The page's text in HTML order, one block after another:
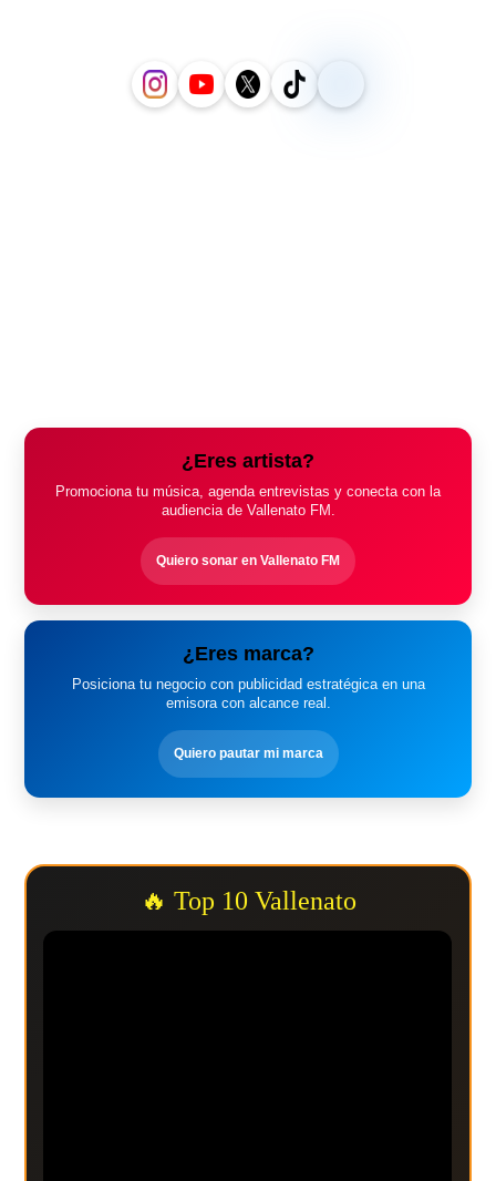
¿Eres artista?
Promociona tu música, agenda entrevistas y conecta con la
audiencia de Vallenato FM.
Quiero sonar en Vallenato FM
¿Eres marca?
Posiciona tu negocio con publicidad estratégica en una
emisora con alcance real.
Quiero pautar mi marca
🔥 Top 10 Vallenato